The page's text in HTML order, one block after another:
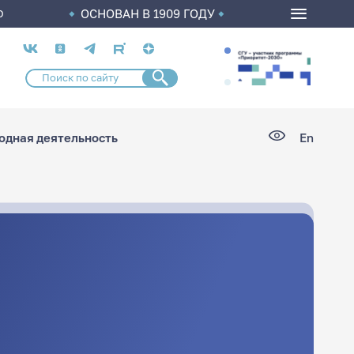
ОСНОВАН В 1909 ГОДУ
Социальные
сети
деятельность En